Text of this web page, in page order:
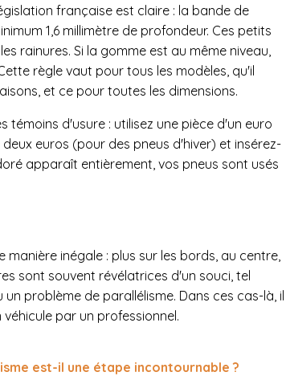
française est claire : la bande de
1,6 millimètre de profondeur. Ces petits
rainures. Si la gomme est au même niveau,
règle vaut pour tous les modèles, qu'il
et ce pour toutes les dimensions.
témoins d'usure : utilisez une pièce d'un euro
euros (pour des pneus d'hiver) et insérez-
apparaît entièrement, vos pneus sont usés
inégale : plus sur les bords, au centre,
sont souvent révélatrices d'un souci, tel
problème de parallélisme. Dans ces cas-là, il
par un professionnel.
est-il une étape incontournable ?